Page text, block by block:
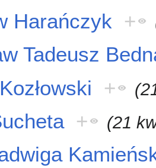
Harańczyk +
Tadeusz
+
+ (21